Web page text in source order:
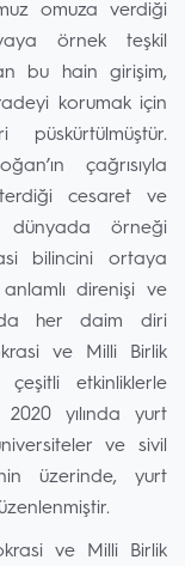
omuza verdiği
örnek teşkil
bu hain girişim,
korumak için
çağrısıyla
cesaret ve
dünyada örneği
bilincini ortaya
direnişi ve
her daim diri
ve Milli Birlik
etkinliklerle
yılında yurt
ve sivil
üzerinde, yurt
ve Milli Birlik